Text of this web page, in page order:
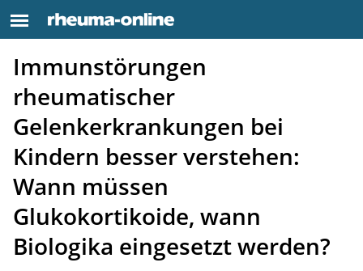
Immunstörungen
rheumatischer
Gelenkerkrankungen bei
Kindern besser verstehen:
Wann müssen
Glukokortikoide, wann
Biologika eingesetzt werden?